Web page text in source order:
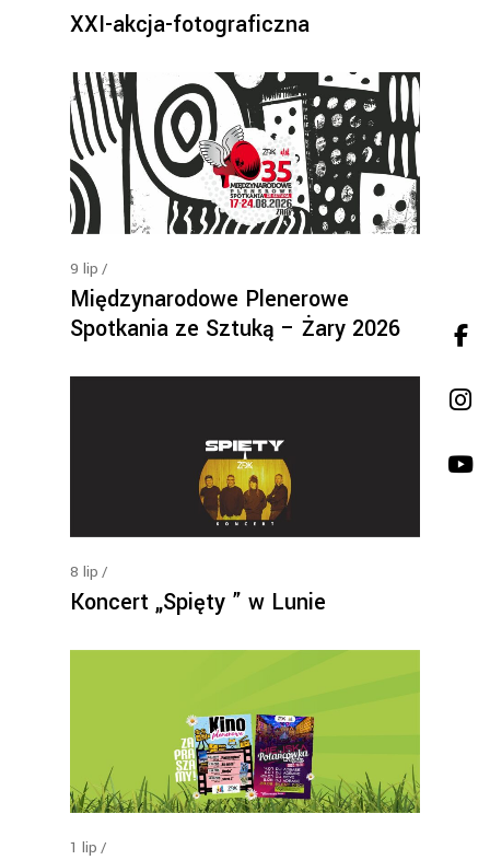
XXI-akcja-fotograficzna
9 lip
Międzynarodowe Plenerowe
Spotkania ze Sztuką – Żary 2026
8 lip
Koncert „Spięty ” w Lunie
1 lip